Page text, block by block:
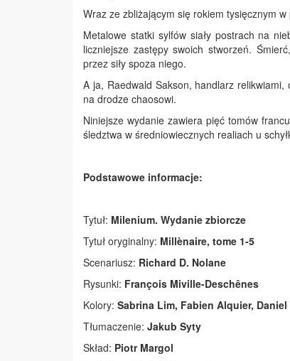
Wraz ze zbliżającym się rokiem tysięcznym
Metalowe statki sylfów siały postrach na
liczniejsze zastępy swoich stworzeń.
przez siły spoza niego.
A ja, Raedwald Sakson, handlarz relikwiami,
na drodze chaosowi.
Niniejsze wydanie zawiera pięć tomów
śledztwa w średniowiecznych realiach u
Podstawowe informacje:
Tytuł: Milenium. Wydanie zbiorcze
Tytuł oryginalny: Millènaire, tome 1-5
Scenariusz: Richard D. Nolane
Rysunki: François Miville-Deschênes
Kolory: Sabrina Lim, Fabien Alquier,
Tłumaczenie: Jakub Syty
Skład: Piotr Margol